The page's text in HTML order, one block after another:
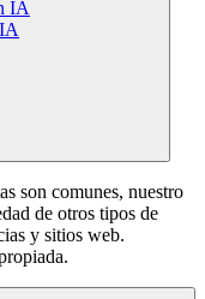
IA
son comunes, nuestro
de otros tipos de
y sitios web.